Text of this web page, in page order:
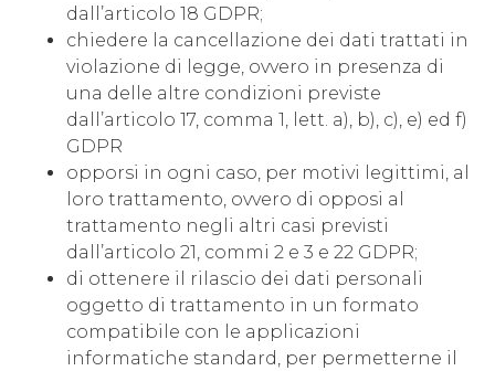
dall’articolo 18 GDPR;
chiedere la cancellazione dei dati trattati in
violazione di legge, ovvero in presenza di
una delle altre condizioni previste
dall’articolo 17, comma 1, lett. a), b), c), e) ed f)
GDPR
opporsi in ogni caso, per motivi legittimi, al
loro trattamento, ovvero di opposi al
trattamento negli altri casi previsti
dall’articolo 21, commi 2 e 3 e 22 GDPR;
di ottenere il rilascio dei dati personali
oggetto di trattamento in un formato
compatibile con le applicazioni
informatiche standard, per permetterne il